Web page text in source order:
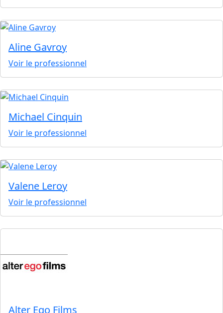
Aline Gavroy
Voir le professionnel
Michael Cinquin
Voir le professionnel
Valene Leroy
Voir le professionnel
Alter Ego Films